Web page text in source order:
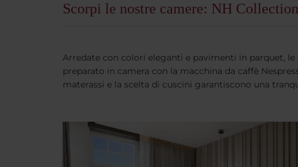
Scorpi le nostre camere: NH
Arredate con colori eleganti e pavimenti in parquet,
preparato in camera con la macchina da caffè
materassi e la scelta di cuscini garantiscono una